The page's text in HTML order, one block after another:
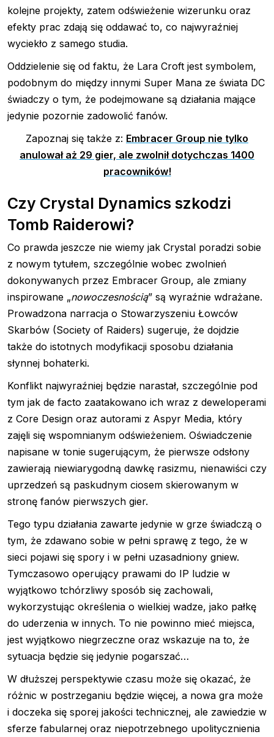
kolejne projekty, zatem odświeżenie wizerunku oraz
efekty prac zdają się oddawać to, co najwyraźniej
wyciekło z samego studia.
Oddzielenie się od faktu, że Lara Croft jest symbolem,
podobnym do między innymi Super Mana ze świata DC
świadczy o tym, że podejmowane są działania mające
jedynie pozornie zadowolić fanów.
Zapoznaj się także z: Embracer Group nie tylko
anulował aż 29 gier, ale zwolnił dotychczas 1400
pracowników!
Czy Crystal Dynamics szkodzi
Tomb Raiderowi?
Co prawda jeszcze nie wiemy jak Crystal poradzi sobie
z nowym tytułem, szczególnie wobec zwolnień
dokonywanych przez Embracer Group, ale zmiany
inspirowane „nowoczesnością” są wyraźnie wdrażane.
Prowadzona narracja o Stowarzyszeniu Łowców
Skarbów (Society of Raiders) sugeruje, że dojdzie
także do istotnych modyfikacji sposobu działania
słynnej bohaterki.
Konflikt najwyraźniej będzie narastał, szczególnie pod
tym jak de facto zaatakowano ich wraz z deweloperami
z Core Design oraz autorami z Aspyr Media, który
zajęli się wspomnianym odświeżeniem. Oświadczenie
napisane w tonie sugerującym, że pierwsze odsłony
zawierają niewiarygodną dawkę rasizmu, nienawiści czy
uprzedzeń są paskudnym ciosem skierowanym w
stronę fanów pierwszych gier.
Tego typu działania zawarte jedynie w grze świadczą o
tym, że zdawano sobie w pełni sprawę z tego, że w
sieci pojawi się spory i w pełni uzasadniony gniew.
Tymczasowo operujący prawami do IP ludzie w
wyjątkowo tchórzliwy sposób się zachowali,
wykorzystując określenia o wielkiej wadze, jako pałkę
do uderzenia w innych. To nie powinno mieć miejsca,
jest wyjątkowo niegrzeczne oraz wskazuje na to, że
sytuacja będzie się jedynie pogarszać…
W dłuższej perspektywie czasu może się okazać, że
różnic w postrzeganiu będzie więcej, a nowa gra może
i doczeka się sporej jakości technicznej, ale zawiedzie w
sferze fabularnej oraz niepotrzebnego upolitycznienia